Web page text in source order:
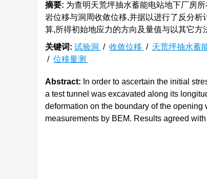
摘要: 为查明天荒坪抽水蓄能电站地下厂房
岩位移与洞周收敛位移,并据以进行了反分
算,所得初始地应力的方向及量值与以其它方
关键词: 试验洞 / 收敛位移 / 天荒坪抽水蓄
/ 位移量测
Abstract: In order to ascertain the initial
a test tunnel was excavated along its
deformation on the boundary of the
measurements by BEM. Results agreed